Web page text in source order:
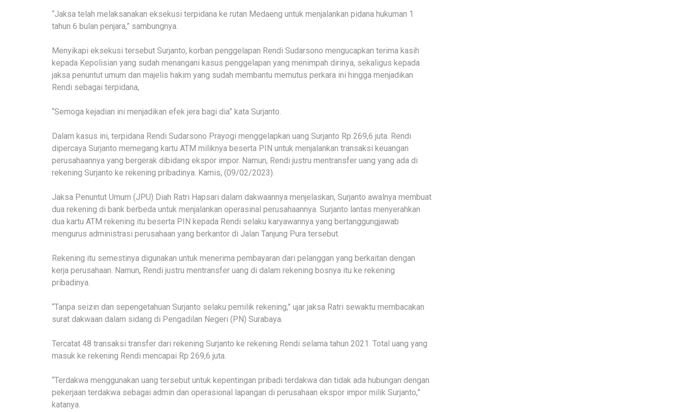
“Jaksa telah melaksanakan eksekusi terpidana ke rutan Medaeng untuk menjalankan pidana hukuman 1
tahun 6 bulan penjara,” sambungnya.
Menyikapi eksekusi tersebut Surjanto, korban penggelapan Rendi Sudarsono mengucapkan terima kasih
kepada Kepolisian yang sudah menangani kasus penggelapan yang menimpah dirinya, sekaligus kepada
jaksa penuntut umum dan majelis hakim yang sudah membantu memutus perkara ini hingga menjadikan
Rendi sebagai terpidana,
“Semoga kejadian ini menjadikan efek jera bagi dia” kata Surjanto.
Dalam kasus ini, terpidana Rendi Sudarsono Prayogi menggelapkan uang Surjanto Rp 269,6 juta. Rendi
dipercaya Surjanto memegang kartu ATM miliknya beserta PIN untuk menjalankan transaksi keuangan
perusahaannya yang bergerak dibidang ekspor impor. Namun, Rendi justru mentransfer uang yang ada di
rekening Surjanto ke rekening pribadinya. Kamis, (09/02/2023).
Jaksa Penuntut Umum (JPU) Diah Ratri Hapsari dalam dakwaannya menjelaskan, Surjanto awalnya membuat
dua rekening di bank berbeda untuk menjalankan operasinal perusahaannya. Surjanto lantas menyerahkan
dua kartu ATM rekening itu beserta PIN kepada Rendi selaku karyawannya yang bertanggungjawab
mengurus administrasi perusahaan yang berkantor di Jalan Tanjung Pura tersebut.
Rekening itu semestinya digunakan untuk menerima pembayaran dari pelanggan yang berkaitan dengan
kerja perusahaan. Namun, Rendi justru mentransfer uang di dalam rekening bosnya itu ke rekening
pribadinya.
“Tanpa seizin dan sepengetahuan Surjanto selaku pemilik rekening,” ujar jaksa Ratri sewaktu membacakan
surat dakwaan dalam sidang di Pengadilan Negeri (PN) Surabaya.
Tercatat 48 transaksi transfer dari rekening Surjanto ke rekening Rendi selama tahun 2021. Total uang yang
masuk ke rekening Rendi mencapai Rp 269,6 juta.
“Terdakwa menggunakan uang tersebut untuk kepentingan pribadi terdakwa dan tidak ada hubungan dengan
pekerjaan terdakwa sebagai admin dan operasional lapangan di perusahaan ekspor impor milik Surjanto,”
katanya.